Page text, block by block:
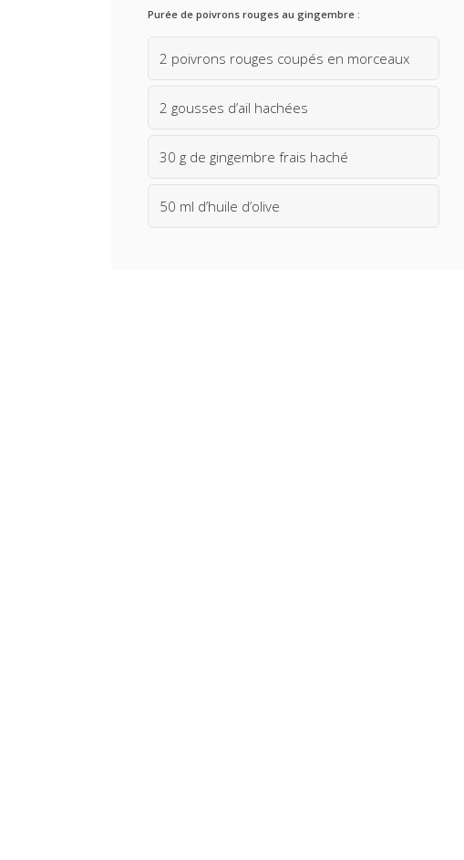
Purée de poivrons rouges au gingembre :
2 poivrons rouges coupés en morceaux
2 gousses d’ail hachées
30 g de gingembre frais haché
50 ml d’huile d’olive